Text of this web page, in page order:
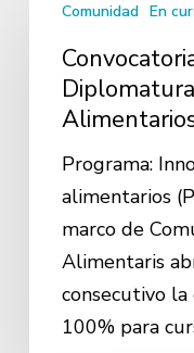
becas
para
Diplomatura
Alimentarios
Nutrición
Comunidad En
Programa:
alimentarios
marco de
Alimentaris
consecutivo
100% para